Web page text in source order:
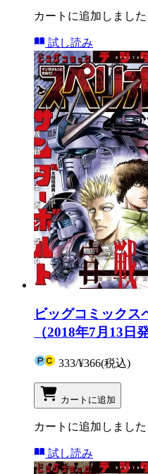
カートに追加しました
試し読み
ビッグコミックス
（2018年7月13日
333/¥366(税込)
カートに追加
カートに追加しました
試し読み